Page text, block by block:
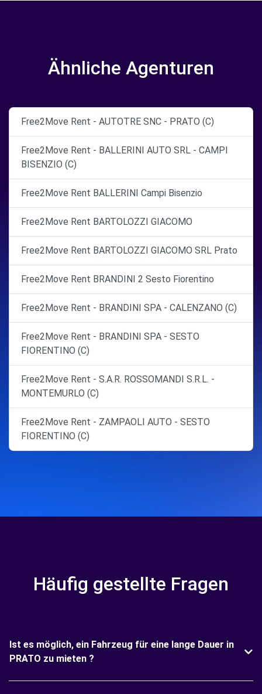
Ähnliche Agenturen
Free2Move Rent - AUTOTRE SNC - PRATO (C)
Free2Move Rent - BALLERINI AUTO SRL - CAMPI
BISENZIO (C)
Free2Move Rent BALLERINI Campi Bisenzio
Free2Move Rent BARTOLOZZI GIACOMO
Free2Move Rent BARTOLOZZI GIACOMO SRL Prato
Free2Move Rent BRANDINI 2 Sesto Fiorentino
Free2Move Rent - BRANDINI SPA - CALENZANO (C)
Free2Move Rent - BRANDINI SPA - SESTO
FIORENTINO (C)
Free2Move Rent - S.A.R. ROSSOMANDI S.R.L. -
MONTEMURLO (C)
Free2Move Rent - ZAMPAOLI AUTO - SESTO
FIORENTINO (C)
Häufig gestellte Fragen
Ist es möglich, ein Fahrzeug für eine lange Dauer in
PRATO zu mieten ?